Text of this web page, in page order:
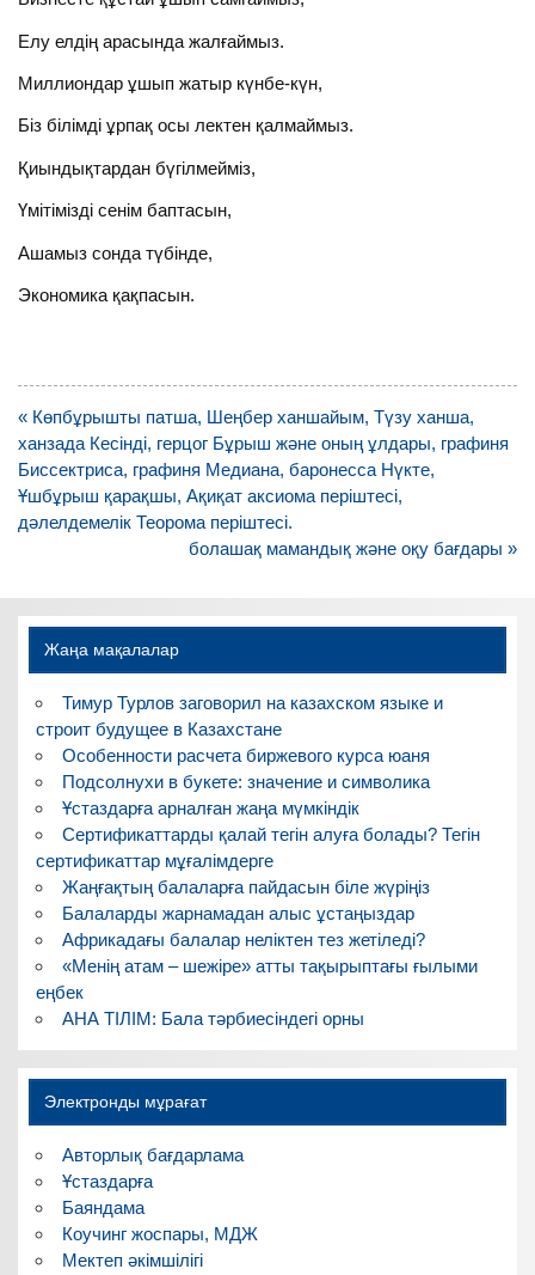
Елу елдің арасында жалғаймыз.
Миллиондар ұшып жатыр күнбе-күн,
Біз білімді ұрпақ осы лектен қалмаймыз.
Қиындықтардан бүгілмейміз,
Үмітімізді сенім баптасын,
Ашамыз сонда түбінде,
Экономика қақпасын.
Навигация
по
записям
« Көпбұрышты патша, Шеңбер ханшайым, Түзу ханша,
ханзада Кесінді, герцог Бұрыш және оның ұлдары, графиня
Биссектриса, графиня Медиана, баронесса Нүкте,
Ұшбұрыш қарақшы, Ақиқат аксиома періштесі,
дәлелдемелік Теорома періштесі.
болашақ мамандық және оқу бағдары »
Жаңа мақалалар
Тимур Турлов заговорил на казахском языке и
строит будущее в Казахстане
Особенности расчета биржевого курса юаня
Подсолнухи в букете: значение и символика
Ұстаздарға арналған жаңа мүмкіндік
Сертификаттарды қалай тегін алуға болады? Тегін
сертификаттар мұғалімдерге
Жаңғақтың балаларға пайдасын біле жүріңіз
Балаларды жарнамадан алыс ұстаңыздар
Африкадағы балалар неліктен тез жетіледі?
«Менің атам – шежіре» атты тақырыптағы ғылыми
еңбек
АНА ТІЛІМ: Бала тәрбиесіндегі орны
Электронды мұрағат
Авторлық бағдарлама
Ұстаздарға
Баяндама
Коучинг жоспары, МДЖ
Мектеп әкімшілігі